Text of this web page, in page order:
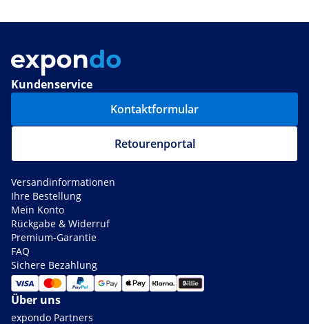
Kundenservice
Kontaktformular
Retourenportal
Versandinformationen
Ihre Bestellung
Mein Konto
Rückgabe & Widerruf
Premium-Garantie
FAQ
Sichere Bezahlung
Über uns
expondo Partners